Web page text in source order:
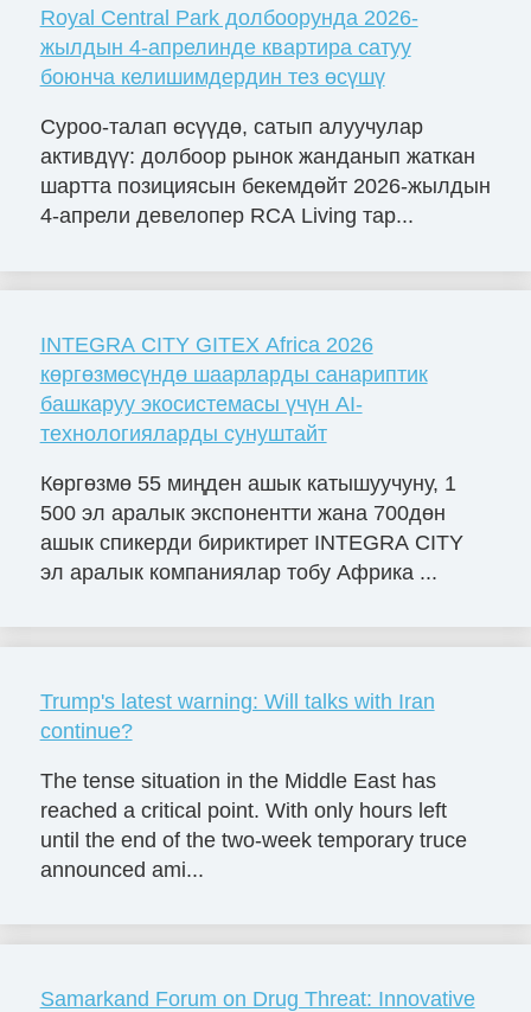
Royal Central Park долбоорунда 2026-
жылдын 4-апрелинде квартира сатуу
боюнча келишимдердин тез өсүшү
Суроо-талап өсүүдө, сатып алуучулар
активдүү: долбоор рынок жанданып жаткан
шартта позициясын бекемдөйт 2026-жылдын
4-апрели девелопер RCA Living тар...
INTEGRA CITY GITEX Africa 2026
көргөзмөсүндө шаарларды санариптик
башкаруу экосистемасы үчүн AI-
технологияларды сунуштайт
Көргөзмө 55 миңден ашык катышуучуну, 1
500 эл аралык экспонентти жана 700дөн
ашык спикерди бириктирет INTEGRA CITY
эл аралык компаниялар тобу Африка ...
Trump's latest warning: Will talks with Iran
continue?
The tense situation in the Middle East has
reached a critical point. With only hours left
until the end of the two-week temporary truce
announced ami...
Samarkand Forum on Drug Threat: Innovative